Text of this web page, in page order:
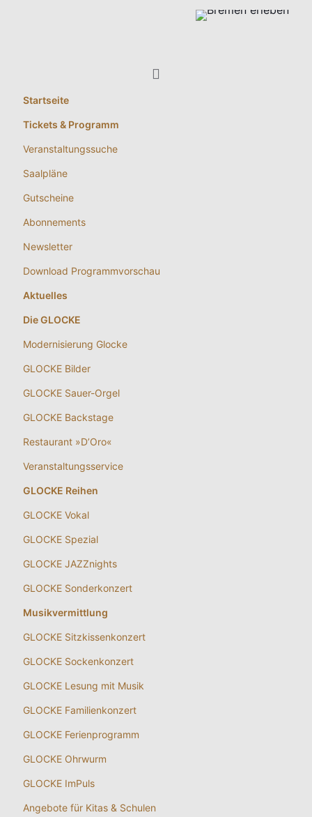
Startseite
Tickets & Programm
Veranstaltungssuche
Saalpläne
Gutscheine
Abonnements
Newsletter
Download Programmvorschau
Aktuelles
Die GLOCKE
Modernisierung Glocke
GLOCKE Bilder
GLOCKE Sauer-Orgel
GLOCKE Backstage
Restaurant »D’Oro«
Veranstaltungsservice
GLOCKE Reihen
GLOCKE Vokal
GLOCKE Spezial
GLOCKE JAZZnights
GLOCKE Sonderkonzert
Musikvermittlung
GLOCKE Sitzkissenkonzert
GLOCKE Sockenkonzert
GLOCKE Lesung mit Musik
GLOCKE Familienkonzert
GLOCKE Ferienprogramm
GLOCKE Ohrwurm
GLOCKE ImPuls
Angebote für Kitas & Schulen